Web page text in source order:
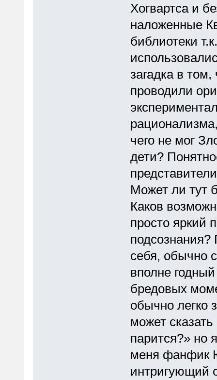
Хогвартса и
наложенные
библиотеки
загадка в
проводили
чего не мог
дети?
Может ли тут
Каков
просто яркий
подсознания?
себя, обычно
вполне
бредовых
обычно легко
может
парится?» но
меня фанфик
интригующий